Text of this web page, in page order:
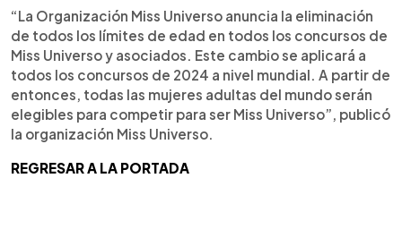
“La Organización Miss Universo anuncia la eliminación
de todos los límites de edad en todos los concursos de
Miss Universo y asociados. Este cambio se aplicará a
todos los concursos de 2024 a nivel mundial. A partir de
entonces, todas las mujeres adultas del mundo serán
elegibles para competir para ser Miss Universo”, publicó
la organización Miss Universo.
REGRESAR A LA PORTADA